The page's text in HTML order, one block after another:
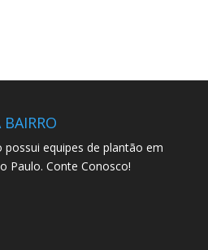
equipes de plantão em
Paulo. Conte Conosco!